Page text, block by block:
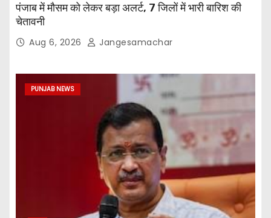
पंजाब में मौसम को लेकर बड़ा अलर्ट, 7 जिलों में भारी बारिश की
चेतावनी
Aug 6, 2026 Jangesamachar
PUNJAB NEWS